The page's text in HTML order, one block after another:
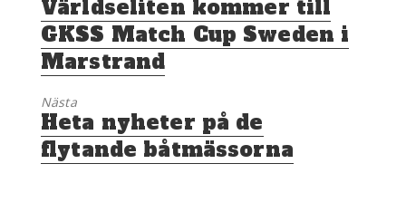
inlägg:
Världseliten kommer till
GKSS Match Cup Sweden i
Marstrand
Nästa
Nästa
inlägg:
Heta nyheter på de
flytande båtmässorna